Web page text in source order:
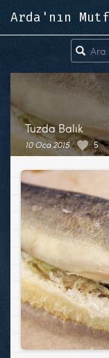
Arda'nın
Tuzda Balık
10 Oca 2015 5